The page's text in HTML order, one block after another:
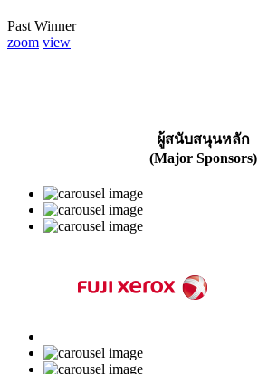
Past Winner
zoom view
ผู้สนับสนุนหลัก
(Major Sponsors)